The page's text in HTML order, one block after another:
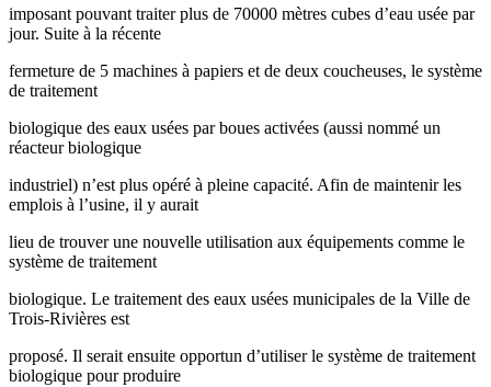
imposant pouvant traiter plus de 70000 mètres cubes d’eau usée par
jour. Suite à la récente
fermeture de 5 machines à papiers et de deux coucheuses, le système
de traitement
biologique des eaux usées par boues activées (aussi nommé un
réacteur biologique
industriel) n’est plus opéré à pleine capacité. Afin de maintenir les
emplois à l’usine, il y aurait
lieu de trouver une nouvelle utilisation aux équipements comme le
système de traitement
biologique. Le traitement des eaux usées municipales de la Ville de
Trois-Rivières est
proposé. Il serait ensuite opportun d’utiliser le système de traitement
biologique pour produire